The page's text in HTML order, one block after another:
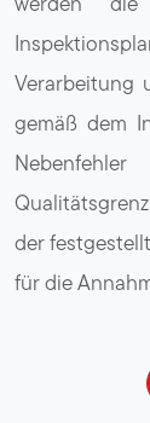
Verarbeitung
gemäß dem
der
für die